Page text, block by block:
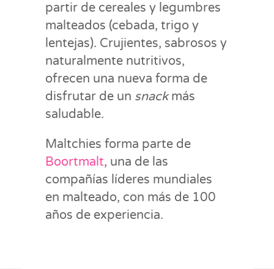
partir de cereales y legumbres
malteados (cebada, trigo y
lentejas). Crujientes, sabrosos y
naturalmente nutritivos,
ofrecen una nueva forma de
disfrutar de un snack más
saludable.
Maltchies forma parte de
Boortmalt, una de las
compañías líderes mundiales
en malteado, con más de 100
años de experiencia.